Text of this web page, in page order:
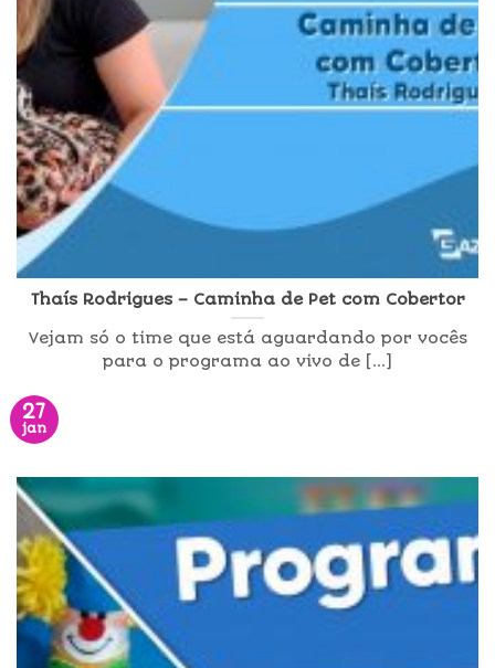
Thaís Rodrigues – Caminha de Pet com Cobertor
Vejam só o time que está aguardando por vocês
para o programa ao vivo de [...]
27
jan